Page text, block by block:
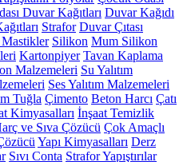
Duvar Kağıtları Duvar Kağıdı
Strafor Duvar Çıtası
Silikon Mum Silikon
Kartonpiyer Tavan Kaplama
Malzemeleri Su Yalıtım
Ses Yalıtım Malzemeleri
Tuğla Çimento Beton Harcı Çatı
Kimyasalları İnşaat Temizlik
ve Sıva Çözücü Çok Amaçlı
Yapı Kimyasalları Derz
Sıvı Conta Strafor Yapıştırılar